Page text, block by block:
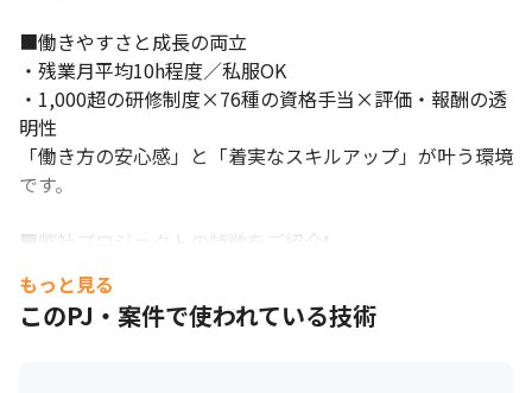
■働きやすさと成長の両立
・残業月平均10h程度／私服OK
・1,000超の研修制度×76種の資格手当×評価・報酬の透
明性
「働き方の安心感」と「着実なスキルアップ」が叶う環境
です。
■弊社プロジェクトの特徴をご紹介❗
顧客先企業のプロジェクトですが
テクノプロ・デザイン社の社員がチームで顧客先に入る形
になり、単独で動くことは少ないです。
もっと見る
このPJ・案件で使われている技術